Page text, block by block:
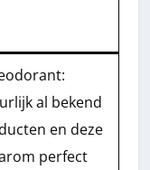
al bekend
en deze
perfect